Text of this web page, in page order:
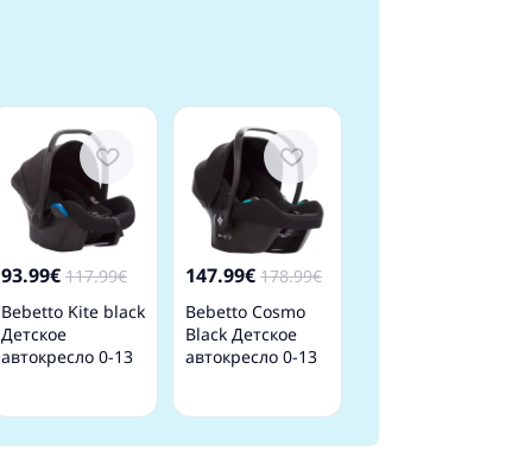
93.99€ 117.99€
Bebetto Kite black
Детское
автокресло 0-13
147.99€ 178.99€
Bebetto Cosmo
Black Детское
автокресло 0-13